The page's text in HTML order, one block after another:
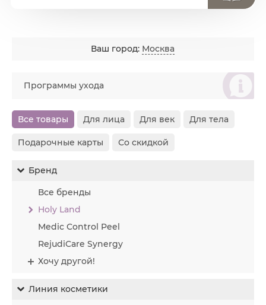
Ваш город: Москва
စ
Программы ухода
Все товары Для лица Для век Для тела
Подарочные карты Со скидкой
Бренд
Все бренды
Holy Land
Medic Control Peel
RejudiCare Synergy
Хочу другой!
Линия косметики